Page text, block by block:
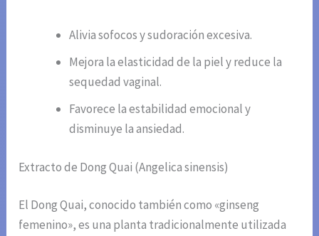
Alivia sofocos y sudoración excesiva.
Mejora la elasticidad de la piel y reduce la
sequedad vaginal.
Favorece la estabilidad emocional y
disminuye la ansiedad.
Extracto de Dong Quai (Angelica sinensis)
El Dong Quai, conocido también como «ginseng
femenino», es una planta tradicionalmente utilizada